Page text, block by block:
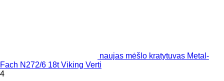
naujas mėšlo kratytuvas Metal-
Fach N272/6 18t Viking Verti
4